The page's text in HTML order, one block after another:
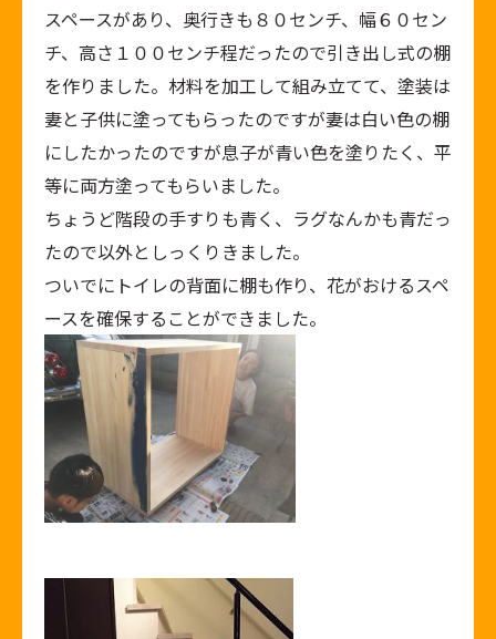
スペースがあり、奥行きも８０センチ、幅６０セン
チ、高さ１００センチ程だったので引き出し式の棚
を作りました。材料を加工して組み立てて、塗装は
妻と子供に塗ってもらったのですが妻は白い色の棚
にしたかったのですが息子が青い色を塗りたく、平
等に両方塗ってもらいました。
ちょうど階段の手すりも青く、ラグなんかも青だっ
たので以外としっくりきました。
ついでにトイレの背面に棚も作り、花がおけるスペ
ースを確保することができました。